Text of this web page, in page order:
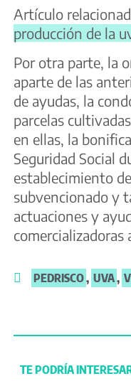
Artículo
producción de la
Por otra parte, la
aparte de las
de ayudas, la
parcelas
en ellas, la
Seguridad Social
establecimiento
subvencionado y
actuaciones y
comercializadoras
PEDRISCO, UVA,
TE PODRÍA